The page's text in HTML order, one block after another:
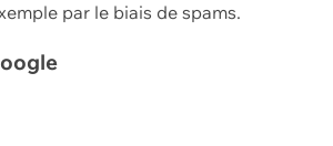
par le biais de spams.